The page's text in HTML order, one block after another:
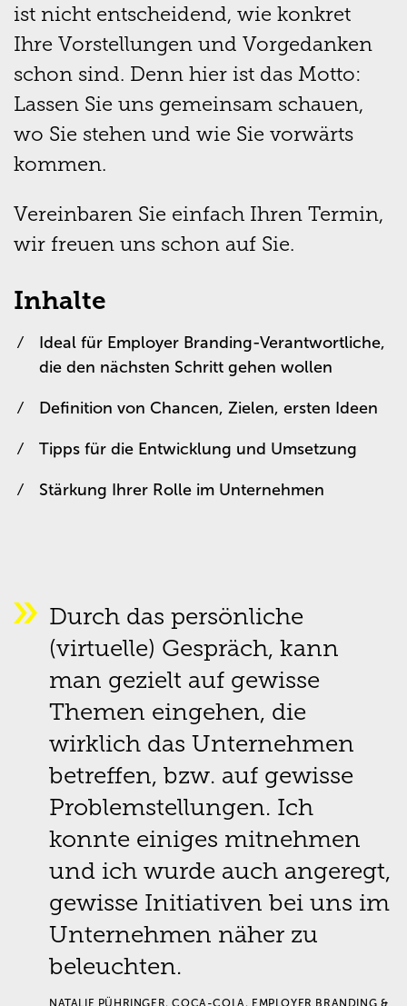
ist nicht entscheidend, wie konkret
Ihre Vorstellungen und Vorgedanken
schon sind. Denn hier ist das Motto:
Lassen Sie uns gemeinsam schauen,
wo Sie stehen und wie Sie vorwärts
kommen.
Vereinbaren Sie einfach Ihren Termin,
wir freuen uns schon auf Sie.
Inhalte
Ideal für Employer Branding-Verantwortliche,
die den nächsten Schritt gehen wollen
Definition von Chancen, Zielen, ersten Ideen
Tipps für die Entwicklung und Umsetzung
Stärkung Ihrer Rolle im Unternehmen
Durch das persönliche
(virtuelle) Gespräch, kann
man gezielt auf gewisse
Themen eingehen, die
wirklich das Unternehmen
betreffen, bzw. auf gewisse
Problemstellungen. Ich
konnte einiges mitnehmen
und ich wurde auch angeregt,
gewisse Initiativen bei uns im
Unternehmen näher zu
beleuchten.